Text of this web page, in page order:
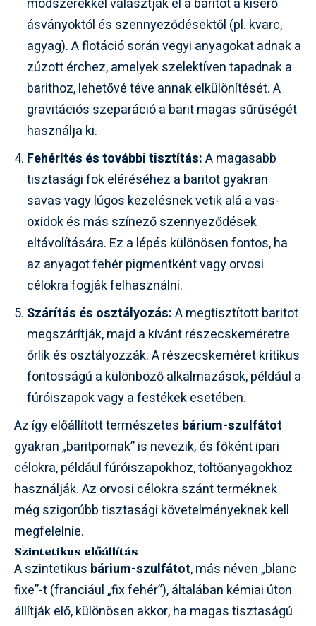
ásványoktól és szennyeződésektől (pl. kvarc,
agyag). A flotáció során vegyi anyagokat adnak a
zúzott érchez, amelyek szelektíven tapadnak a
barithoz, lehetővé téve annak elkülönítését. A
gravitációs szeparáció a barit magas sűrűségét
használja ki.
Fehérítés és további tisztítás:A magasabb
tisztasági fok eléréséhez a baritot gyakran
savas vagy lúgos kezelésnek vetik alá a vas-
oxidok és más színező szennyeződések
eltávolítására. Ez a lépés különösen fontos, ha
az anyagot fehér pigmentként vagy orvosi
célokra fogják felhasználni.
Szárítás és osztályozás:A megtisztított baritot
megszárítják, majd a kívánt részecskeméretre
őrlik és osztályozzák. A részecskeméret kritikus
fontosságú a különböző alkalmazások, például a
fúróiszapok vagy a festékek esetében.
Az így előállított természetes bárium-szulfátot
gyakran „baritpornak” is nevezik, és főként ipari
célokra, például fúróiszapokhoz, töltőanyagokhoz
használják. Az orvosi célokra szánt terméknek
még szigorúbb tisztasági követelményeknek kell
megfelelnie.
Szintetikus előállítás
A szintetikus bárium-szulfátot, más néven „blanc
fixe”-t (franciául „fix fehér”), általában kémiai úton
állítják elő, különösen akkor, ha magas tisztaságú